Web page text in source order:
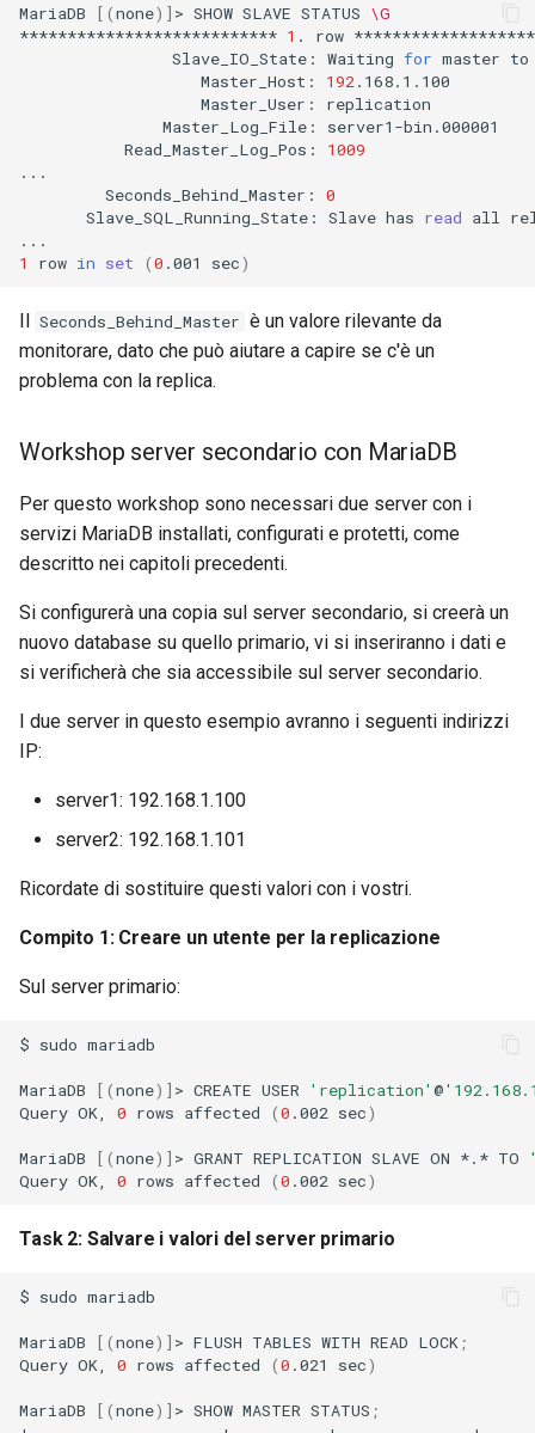
MariaDB [(none)] > SHOW SLAVE STATUS \G
*************************** 1 .
row
Slave_IO_State:
Waiting for master to
Master_Host:
192
Master_User:
Master_Log_File:
Read_Master_Log_Pos:
1009
Seconds_Behind_Master:
0
Slave_SQL_Running_State:
Slave has read all
1
row in set (0 .001 sec)
Il Seconds_Behind_Master è un valore rilevante da
monitorare, dato che può aiutare a capire se c'è un
problema con la replica.
Workshop server secondario con MariaDB
Per questo workshop sono necessari due server con i
servizi MariaDB installati, configurati e protetti, come
descritto nei capitoli precedenti.
Si configurerà una copia sul server secondario, si creerà un
nuovo database su quello primario, vi si inseriranno i dati e
si verificherà che sia accessibile sul server secondario.
I due server in questo esempio avranno i seguenti indirizzi
IP:
server1: 192.168.1.100
server2: 192.168.1.101
Ricordate di sostituire questi valori con i vostri.
Compito 1: Creare un utente per la replicazione
Sul server primario:
$ sudo mariadb
MariaDB [(none)] > CREATE USER 'replication' @
Query OK, 0 rows affected (0 .002 sec)
MariaDB [(none)] > GRANT REPLICATION SLAVE ON *.* TO
Query OK, 0 rows affected (0 .002 sec)
Task 2: Salvare i valori del server primario
$ sudo mariadb
MariaDB [(none)] > FLUSH TABLES WITH READ LOCK ;
Query OK, 0 rows affected (0 .021 sec)
MariaDB [(none)] > SHOW MASTER STATUS ;